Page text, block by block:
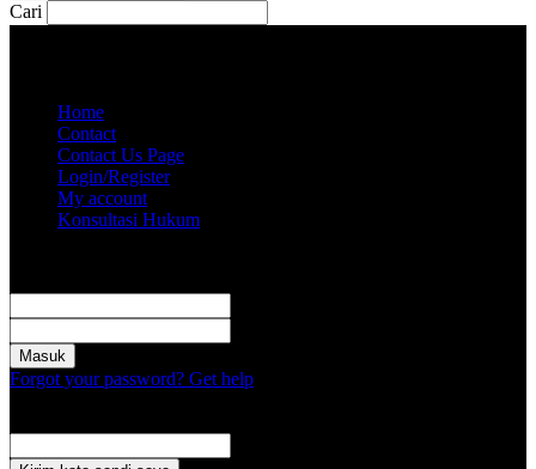
Cari
Home
Contact
Contact Us Page
Login/Register
My account
Konsultasi Hukum
Forgot your password? Get help